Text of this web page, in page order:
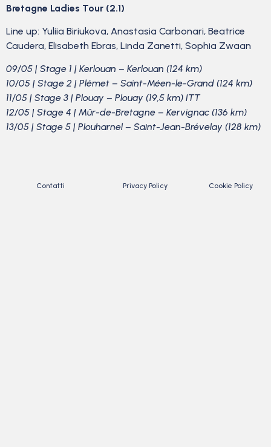
Bretagne Ladies Tour (2.1)
Line up: Yuliia Biriukova, Anastasia Carbonari, Beatrice
Caudera, Elisabeth Ebras, Linda Zanetti, Sophia Zwaan
09/05 | Stage 1 | Kerlouan – Kerlouan (124 km)
10/05 | Stage 2 | Plémet – Saint-Méen-le-Grand (124 km)
11/05 | Stage 3 | Plouay – Plouay (19,5 km) ITT
12/05 | Stage 4 | Mûr-de-Bretagne – Kervignac (136 km)
13/05 | Stage 5 | Plouharnel – Saint-Jean-Brévelay (128 km)
Contatti Privacy Policy Cookie Policy